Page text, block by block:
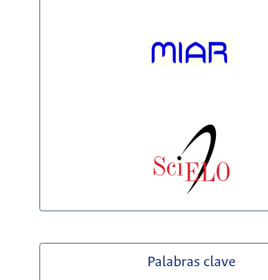
Palabras clave